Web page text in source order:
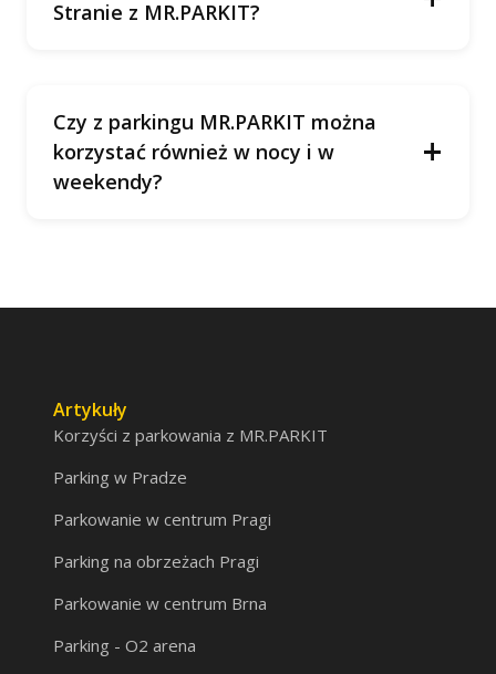
Stranie z MR.PARKIT?
Czy z parkingu MR.PARKIT można
korzystać również w nocy i w
weekendy?
+
Artykuły
Korzyści z parkowania z MR.PARKIT
Parking w Pradze
Parkowanie w centrum Pragi
Parking na obrzeżach Pragi
Parkowanie w centrum Brna
Parking - O2 arena